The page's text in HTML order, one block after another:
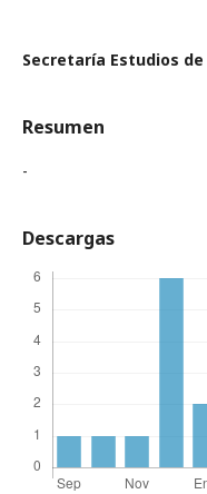
Secretaría Estudios
Resumen
-
Descargas